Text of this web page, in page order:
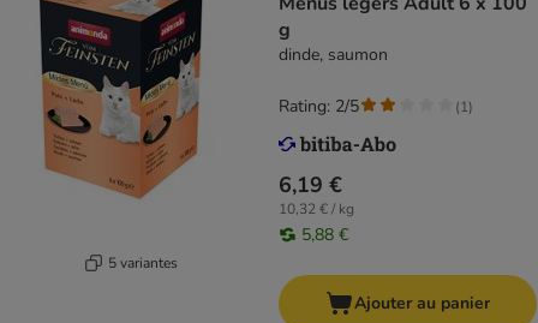
5 variantes
g
dinde, saumon
6,19 €
10,32 € / kg
5,88 €
Rating: 2/5 (1)
Ajouter au panier